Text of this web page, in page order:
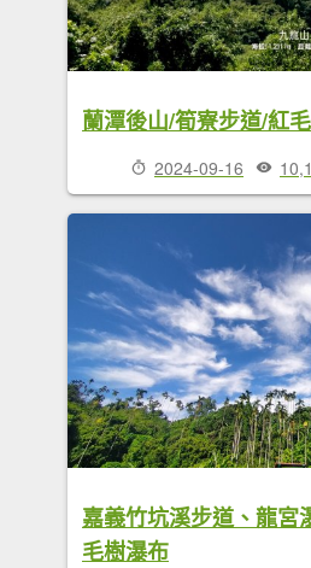
蘭潭後山/筍寮步道/紅
2024-09-16
嘉義竹坑溪步道、龍宮
毛樹瀑布